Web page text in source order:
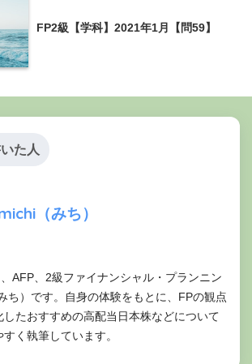
FP2級【学科】2021年1月【問59】
た人
（みち）
AFP、2級ファイナンシャル・プランニン
ち）です。自身の体験をもとに、FPの観点
たおすすめの高配当日本株などについて
く執筆しています。